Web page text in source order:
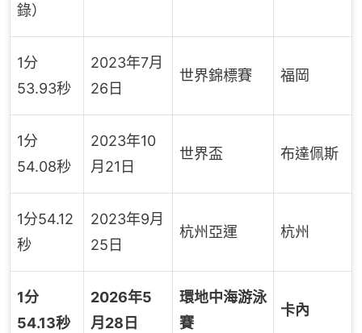
錄）
1分
53.93秒
2023年7月
26日
世界錦標賽 福岡
1分
54.08秒
2023年10
月21日
世界盃 布達佩斯
1分54.12
秒
2023年9月
25日
杭州亞運 杭州
1分
54.13秒
2026年5
月28日
環地中海游泳
賽
卡內